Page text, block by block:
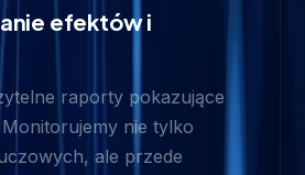
efektów i
raporty pokazujące
nie tylko
ale przede